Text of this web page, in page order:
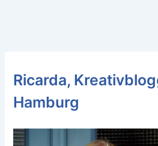
Ricarda,
Hamburg